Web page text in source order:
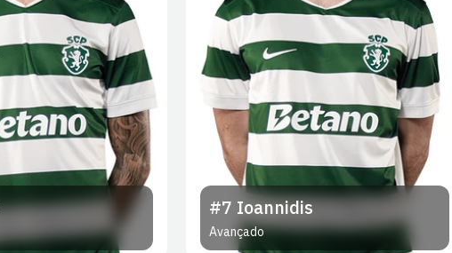
#7 Ioannidis
Avançado